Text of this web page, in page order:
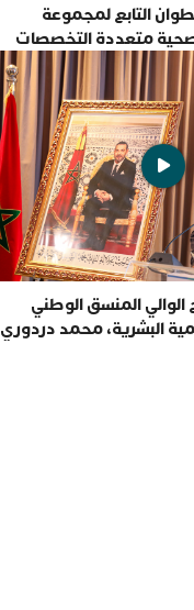
التابع لمجموعة
متعددة التخصصات
المنسق الوطني
البشرية، محمد دردوري